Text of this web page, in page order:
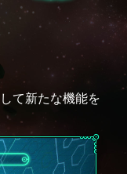
て新たな機能を